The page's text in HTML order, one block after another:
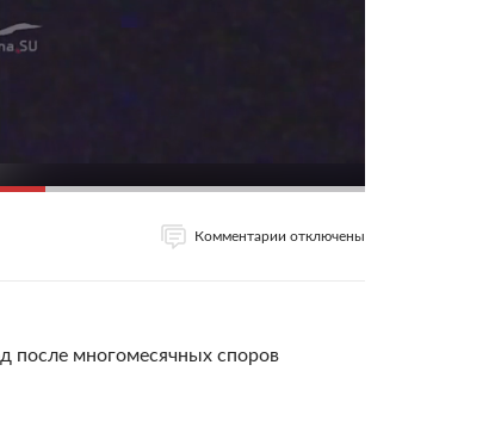
Комментарии отключены
после многомесячных споров